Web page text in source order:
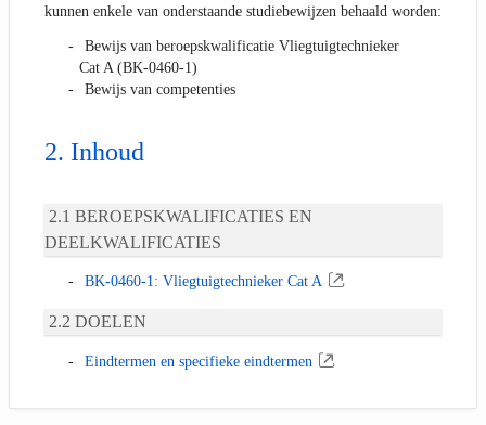
kunnen enkele van onderstaande studiebewijzen behaald worden:
Bewijs van beroepskwalificatie Vliegtuigtechnieker
Cat A (BK-0460-1)
Bewijs van competenties
Inhoud
BEROEPSKWALIFICATIES EN
DEELKWALIFICATIES
BK-0460-1: Vliegtuigtechnieker Cat A
DOELEN
Eindtermen en specifieke eindtermen